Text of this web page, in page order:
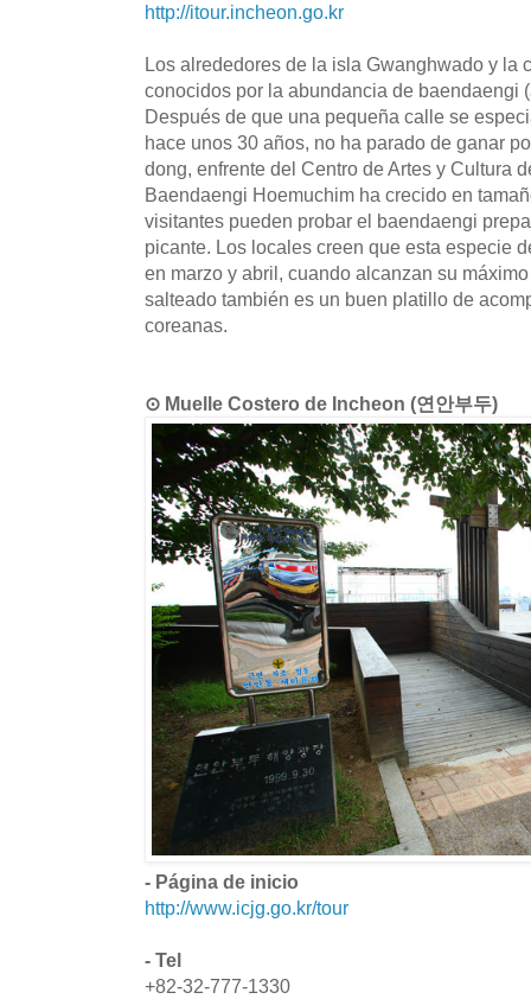
http://itour.incheon.go.kr
Los alrededores de la isla Gwanghwado y la
conocidos por la abundancia de baendaengi
Después de que una pequeña calle se
hace unos 30 años, no ha parado de ganar
dong, enfrente del Centro de Artes y Cultura
Baendaengi Hoemuchim ha crecido en
visitantes pueden probar el baendaengi
picante. Los locales creen que esta especie
en marzo y abril, cuando alcanzan su
salteado también es un buen platillo de
coreanas.
⊙ Muelle Costero de Incheon (연안부두)
- Página de inicio
http://www.icjg.go.kr/tour
- Tel
+82-32-777-1330